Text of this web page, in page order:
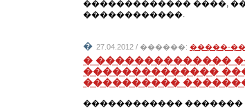
������������� ����,
������������.
� 27.04.2012 / ������: �����-
� ��������������
��������������
����������
������������ �������